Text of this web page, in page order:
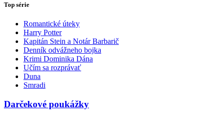
Top série
Romantické úteky
Harry Potter
Kapitán Stein a Notár Barbarič
Denník odvážneho bojka
Krimi Dominika Dána
Učím sa rozprávať
Duna
Smradi
Darčekové poukážky